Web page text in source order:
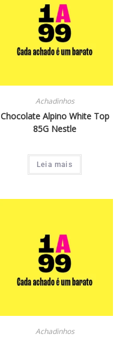
Achadinhos
Chocolate Alpino White Top
85G Nestle
Leia mais
Achadinhos